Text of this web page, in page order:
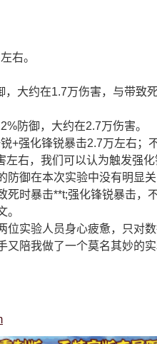
右。
大约在1.7万伤害，与带致
防御，大约在2.7万伤害。
+强化锋锐暴击2.7万左右；
右，我们可以认为触发强化
御在本次实验中没有明显关
时暴击**t;强化锋锐暴击，
。
实验人员身心疲惫，只对
陪我做了一个莫名其妙的实